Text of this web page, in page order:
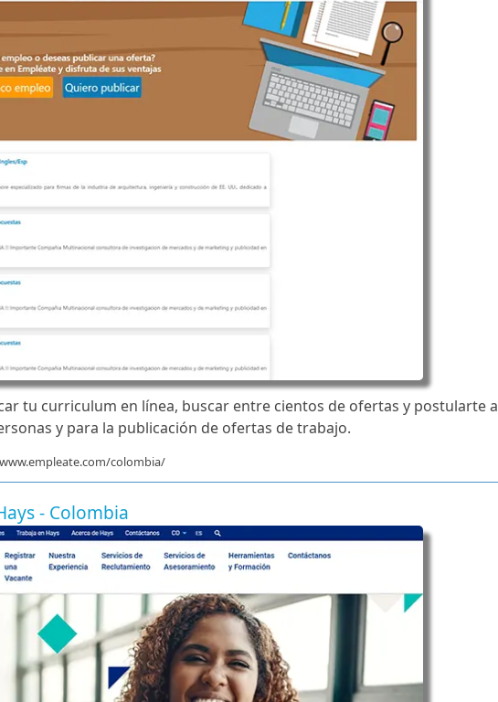
tu curriculum en línea, buscar entre cientos de ofertas y postularte a
y para la publicación de ofertas de trabajo.
colombia/
- Colombia